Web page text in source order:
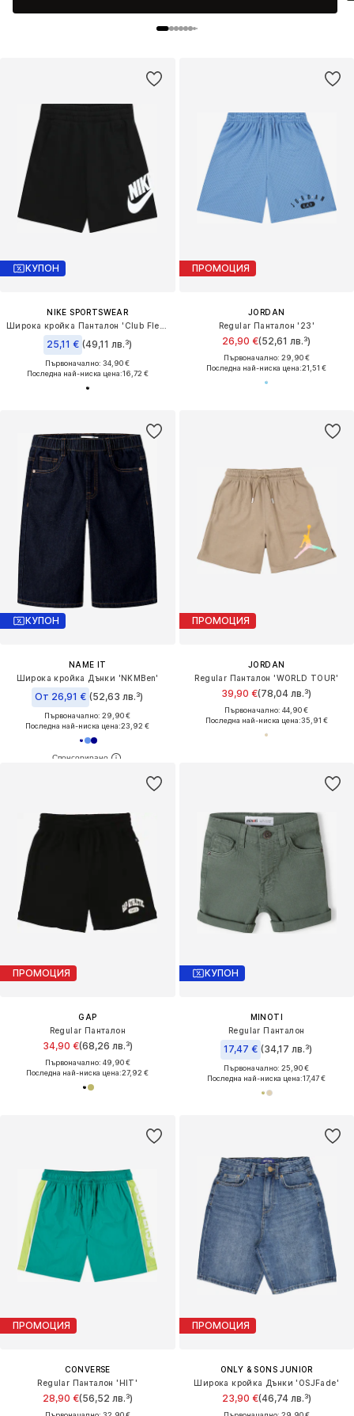
КУПОН
NIKE SPORTSWEAR
25,11 € (49,11 лв.³)
Първоначално: 34,90 €
Последна най-ниска цена:16,72 €
ПРОМОЦИЯ
JORDAN
Regular Панталон '23'
26,90 €(52,61 лв.³)
Първоначално: 29,90 €
Последна най-ниска цена:21,51 €
КУПОН
NAME IT
Широка кройка Дънки 'NKMBen'
От 26,91 € (52,63 лв.³)
Първоначално: 29,90 €
Последна най-ниска цена:23,92 €
ПРОМОЦИЯ
JORDAN
Regular Панталон 'WORLD TOUR'
39,90 €(78,04 лв.³)
Първоначално: 44,90 €
Последна най-ниска цена:35,91 €
ПРОМОЦИЯ
GAP
Regular Панталон
34,90 €(68,26 лв.³)
Първоначално: 49,90 €
Последна най-ниска цена:27,92 €
КУПОН
MINOTI
Regular Панталон
17,47 € (34,17 лв.³)
Първоначално: 25,90 €
Последна най-ниска цена:17,47 €
ПРОМОЦИЯ
CONVERSE
Regular Панталон 'HIT'
28,90 €(56,52 лв.³)
ПРОМОЦИЯ
ONLY & SONS JUNIOR
Широка кройка Дънки 'OSJFade'
23,90 €(46,74 лв.³)